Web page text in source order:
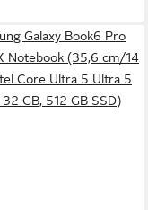
Galaxy Book6 Pro
Notebook (35,6 cm/14
Core Ultra 5 Ultra 5
GB, 512 GB SSD)